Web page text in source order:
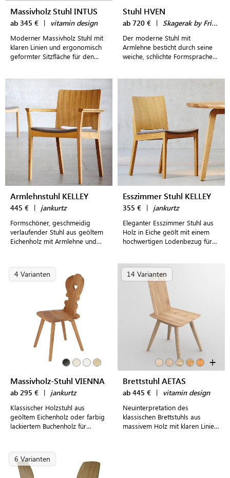
Massivholz Stuhl INTUS
ab 345 € | vitamin design
Moderner Massivholz Stuhl mit
klaren Linien und ergonomisch
geformter Sitzfläche für den
Stuhl HVEN
ab 720 € | Skagerak by Fritz Hansen
Der moderne Stuhl mit
Armlehne besticht durch seine
weiche, schlichte Formsprache
Armlehnstuhl KELLEY
445 € | jankurtz
Formschöner, geschmeidig
verlaufender Stuhl aus geöltem
Eichenholz mit Armlehne und
Esszimmer Stuhl KELLEY
355 € | jankurtz
Eleganter Esszimmer Stuhl aus
Holz in Eiche geölt mit einem
hochwertigen Lodenbezug für
4 Varianten
Massivholz-Stuhl VIENNA
ab 295 € | jankurtz
Klassischer Holzstuhl aus
geöltem Eichenholz oder farbig
lackiertem Buchenholz für
14 Varianten
+
Brettstuhl AETAS
ab 445 € | vitamin design
Neuinterpretation des
klassischen Brettstuhls aus
massivem Holz mit klaren Linien
6 Varianten